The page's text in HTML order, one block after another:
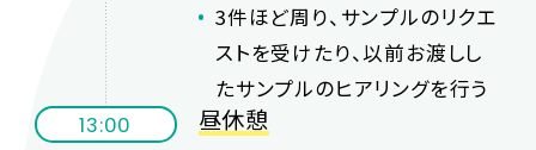
3件ほど周り、サンプルのリクエ
ストを受けたり、以前お渡しし
たサンプルのヒアリングを行う
13:00
昼休憩